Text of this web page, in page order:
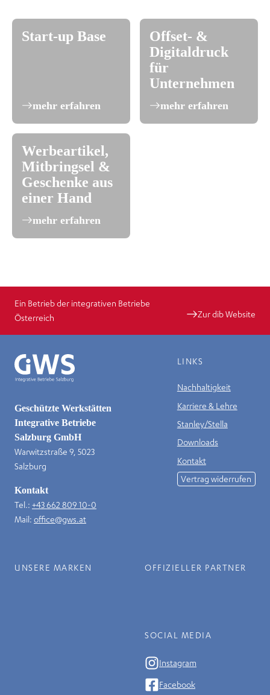
Start-up Base
mehr erfahren
Offset- &
Digitaldruck
für
Unternehmen
mehr erfahren
Werbeartikel,
Mitbringsel &
Geschenke aus
einer Hand
mehr erfahren
Ein Betrieb der integrativen Betriebe
Österreich
Zur dib Website
Geschützte Werkstätten
Integrative Betriebe
Salzburg GmbH
Warwitzstraße 9, 5023
Salzburg
Kontakt
Tel.: +43 662 809 10-0
Mail: office@gws.at
LINKS
Nachhaltigkeit
Karriere & Lehre
Stanley/Stella
Downloads
Kontakt
Vertrag widerrufen
UNSERE MARKEN OFFIZIELLER PARTNER
SOCIAL MEDIA
Instagram
Facebook